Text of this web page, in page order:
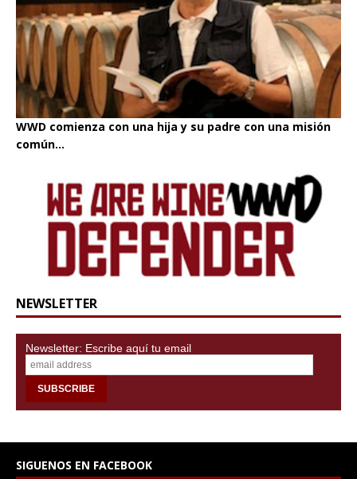
WWD comienza con una hija y su padre con una misión
común...
NEWSLETTER
Newsletter: Escribe aquí tu email
SIGUENOS EN FACEBOOK